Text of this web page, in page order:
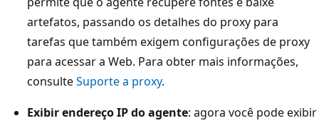
artefatos, passando os detalhes do proxy para
tarefas que também exigem configurações de proxy
para acessar a Web. Para obter mais informações,
consulteSuporte a proxy.
Exibir endereço IP do agente: agora você pode exibir